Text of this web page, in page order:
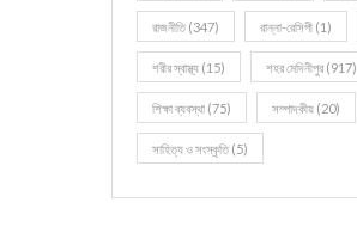
রাজনীতি(347) রান্না-রেসিপী (1)
শরীর স্বাস্থ্য (15) শহর মেদিনীপুর (917)
শিক্ষা ব্যবস্থা (75) সম্পাদকীয় (20)
সাহিত্য ও সংস্কৃতি(5)